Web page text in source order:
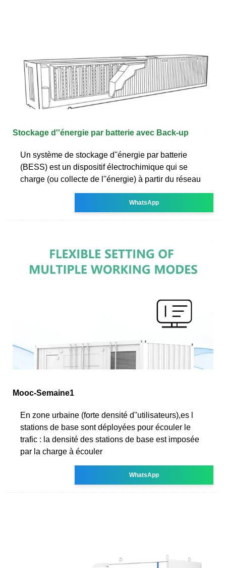
Stockage d''énergie par batterie avec Back-up
Un système de stockage d''énergie par batterie
(BESS) est un dispositif électrochimique qui se
charge (ou collecte de l''énergie) à partir du réseau
WhatsApp
Mooc-Semaine1
En zone urbaine (forte densité d''utilisateurs),es l
stations de base sont déployées pour écouler le
trafic : la densité des stations de base est imposée
par la charge à écouler
WhatsApp